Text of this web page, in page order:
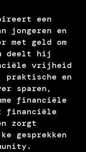
een
jongeren en
met geld om
deelt hij
vrijheid
en
sparen,
financiële
financiële
zorgt
gesprekken